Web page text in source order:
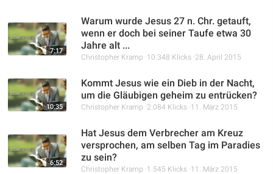
7:17
Warum wurde Jesus 27 n. Chr. getauft,
wenn er doch bei seiner Taufe etwa 30
Jahre alt ...
Christopher Kramp 10.348 Klicks 28. April 2015
10:35
Kommt Jesus wie ein Dieb in der Nacht,
um die Gläubigen geheim zu entrücken?
Christopher Kramp 2.084 Klicks 11. März 2015
6:52
Hat Jesus dem Verbrecher am Kreuz
versprochen, am selben Tag im Paradies
zu sein?
Christopher Kramp 1.545 Klicks 11. März 2015